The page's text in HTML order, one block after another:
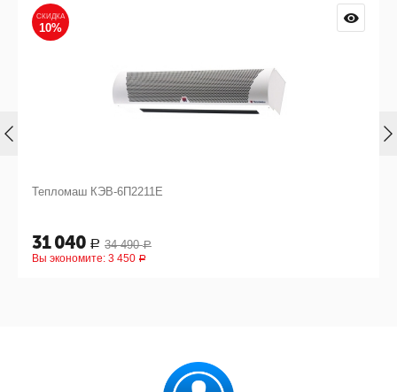
СКИДКА
10%
Тепломаш КЭВ-6П2211Е
31 040 Р 34 490 Р
Вы экономите: 3 450 Р